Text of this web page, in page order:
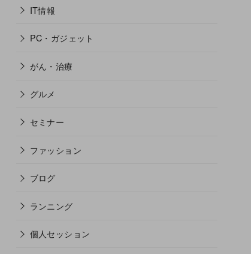
IT情報
PC・ガジェット
がん・治療
グルメ
セミナー
ファッション
ブログ
ランニング
個人セッション